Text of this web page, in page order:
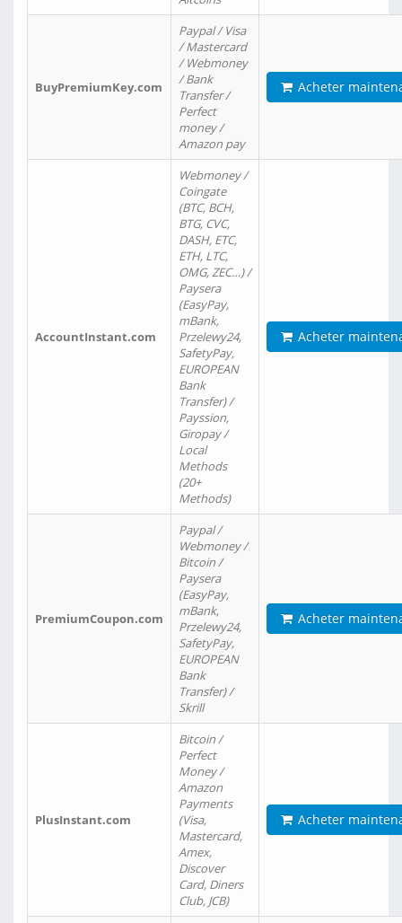
BuyPremiumKey.com
Paypal / Visa
/ Mastercard
/ Webmoney
/ Bank
Transfer /
Perfect
money /
Amazon pay
Acheter
AccountInstant.com
Webmoney /
Coingate
(BTC, BCH,
BTG, CVC,
DASH, ETC,
ETH, LTC,
OMG, ZEC…) /
Paysera
(EasyPay,
mBank,
Przelewy24,
SafetyPay,
EUROPEAN
Bank
Transfer) /
Payssion,
Giropay /
Local
Methods
(20+
Methods)
Acheter
PremiumCoupon.com
Paypal /
Webmoney /
Bitcoin /
Paysera
(EasyPay,
mBank,
Przelewy24,
SafetyPay,
EUROPEAN
Bank
Transfer) /
Skrill
Acheter
PlusInstant.com
Bitcoin /
Perfect
Money /
Amazon
Payments
(Visa,
Mastercard,
Amex,
Discover
Card, Diners
Club, JCB)
Acheter